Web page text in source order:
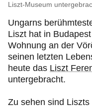
Liszt-Museum
Ungarns
Liszt hat in
Wohnung an der
seinen letzten
heute das Liszt
untergebracht.
Zu sehen sind